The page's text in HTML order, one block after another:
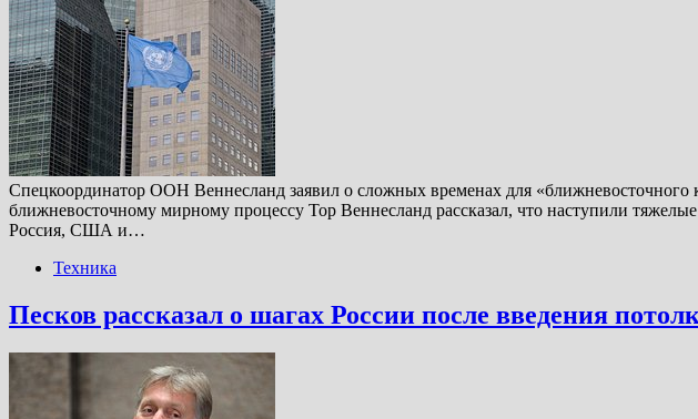
Спецкоординатор ООН Веннесланд заявил о сложных временах для
ближневосточному мирному процессу Тор Веннесланд рассказал, что наступили
Россия, США и…
Техника
Песков рассказал о шагах России после введения